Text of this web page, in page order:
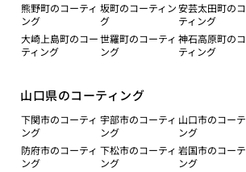
熊野町のコーティ
ング
坂町のコーティン
グ
安芸太田町の
ティング
大崎上島町のコー
ティング
世羅町のコーティ
ング
神石高原町の
ティング
山口県のコーティング
下関市のコーティ
ング
宇部市のコーティ
ング
山口市のコー
ング
防府市のコーティ
ング
下松市のコーティ
ング
岩国市のコー
ング